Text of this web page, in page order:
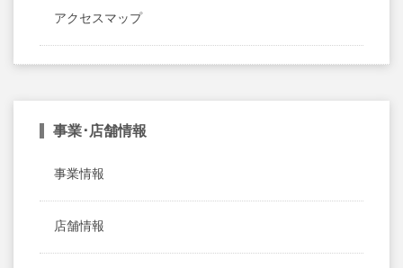
アクセスマップ
事業･店舗情報
事業情報
店舗情報